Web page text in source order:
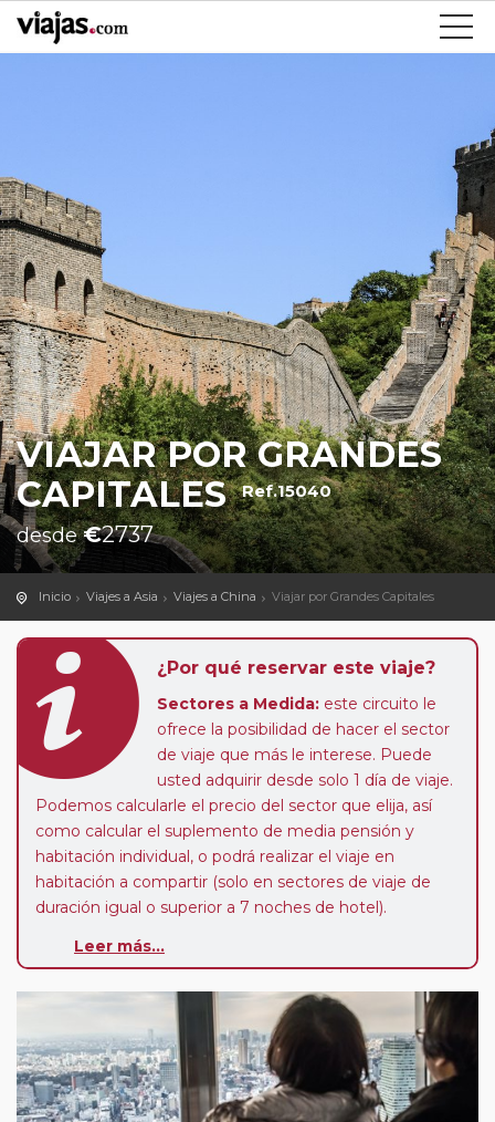
VIAJAR POR GRANDES
CAPITALES Ref.15040
desde€2737
Inicio Viajes a Asia Viajes a China Viajar por Grandes Capitales
¿Por qué reservar este viaje?
Sectores a Medida: este circuito le
ofrece la posibilidad de hacer el sector
de viaje que más le interese. Puede
usted adquirir desde solo 1 día de viaje.
Podemos calcularle el precio del sector que elija, así
como calcular el suplemento de media pensión y
habitación individual, o podrá realizar el viaje en
habitación a compartir (solo en sectores de viaje de
duración igual o superior a 7 noches de hotel).
Pasajero Club:este circuito, en cualquier época del
nosotros en los últimos 3 años y que pertenezcan a
nuestro Club de Pasajeros (cuya obtención se realiza
tras rellenar el cuestionario de satisfacción en "Mi viaje")
o los que estén en luna de miel contarán con un
descuento del 5%.
Leer más...